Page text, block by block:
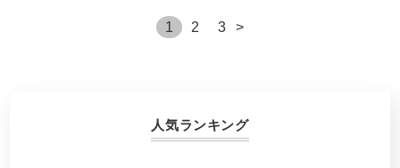
1 2 3 >
人気ランキング